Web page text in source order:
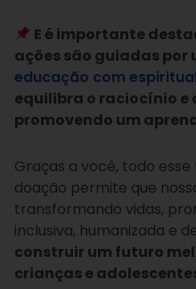
E é importante
ações são guiadas por
educação com
equilibra o raciocínio e
promovendo um
Graças a você, todo
doação permite que
transformando vidas,
inclusiva, humanizada e
construir um futuro
crianças e